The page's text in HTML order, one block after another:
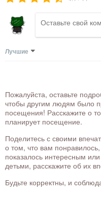
Лучшие
Пожалуйста, оставьте
чтобы другим людям было
посещения! Расскажите о
планирует посещение.
Поделитесь с своими
о том, что вам
показалось интересным
детьми, расскажите об их
Будьте корректны, и